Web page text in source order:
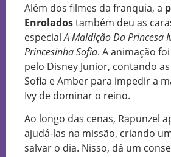
Além dos filmes da franquia, a
Enroladostambém deu as
especialA Maldição Da Princesa
Princesinha Sofia. A animação
pelo Disney Junior, contando
Sofia e Amber para impedir a
Ivy de dominar o reino.
Ao longo das cenas, Rapunzel
ajudá-las na missão, criando
salvar o dia. Nisso, dá um